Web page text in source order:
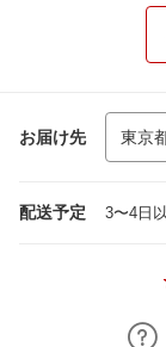
お届け先
配送予定 3〜4日